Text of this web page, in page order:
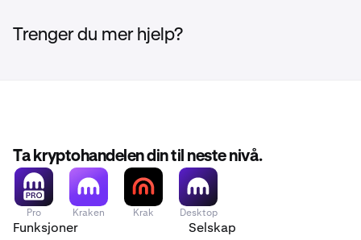
Trenger du mer hjelp?
Ta kryptohandelen din til neste nivå.
Pro Kraken Krak Desktop
Funksjoner Selskap